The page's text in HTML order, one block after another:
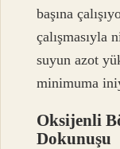
başına
çalışmasıyla
suyun azot
minimuma
Oksijenli
Dokunuşu